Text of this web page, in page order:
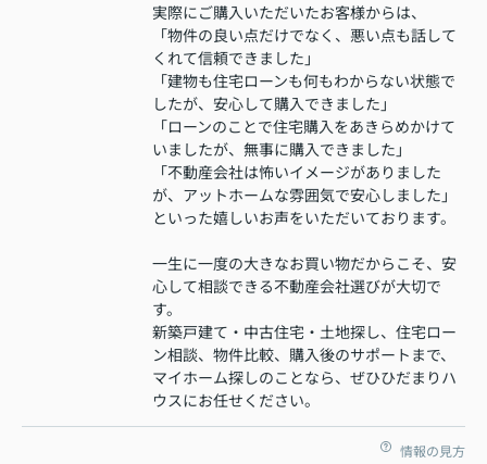
実際にご購入いただいたお客様からは、
「物件の良い点だけでなく、悪い点も話して
くれて信頼できました」
「建物も住宅ローンも何もわからない状態で
したが、安心して購入できました」
「ローンのことで住宅購入をあきらめかけて
いましたが、無事に購入できました」
「不動産会社は怖いイメージがありました
が、アットホームな雰囲気で安心しました」
といった嬉しいお声をいただいております。
一生に一度の大きなお買い物だからこそ、安
心して相談できる不動産会社選びが大切で
す。
新築戸建て・中古住宅・土地探し、住宅ロー
ン相談、物件比較、購入後のサポートまで、
マイホーム探しのことなら、ぜひひだまりハ
ウスにお任せください。
情報の見方